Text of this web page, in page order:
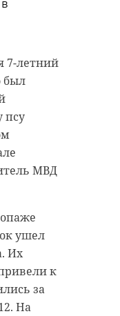
7-летний
был
псу
МВД
ушел
Их
к
за
На